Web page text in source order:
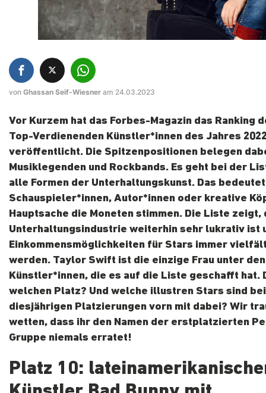
von Ghassan Seif-Wiesner am 24.03.2023
Vor Kurzem hat das Forbes-Magazin das Ranking
Top-Verdienenden Künstler*innen des Jahres
veröffentlicht. Die Spitzenpositionen belegen
Musiklegenden und Rockbands. Es geht bei der
alle Formen der Unterhaltungskunst. Das
Schauspieler*innen, Autor*innen oder kreative
Hauptsache die Moneten stimmen. Die Liste zeigt,
Unterhaltungsindustrie weiterhin sehr lukrativ ist
Einkommensmöglichkeiten für Stars immer
werden. Taylor Swift ist die einzige Frau unter den
Künstler*innen, die es auf die Liste geschafft hat.
welchen Platz? Und welche illustren Stars sind
diesjährigen Platzierungen vorn mit dabei? Wir
wetten, dass ihr den Namen der erstplatzierten
Gruppe niemals erratet!
Platz 10: